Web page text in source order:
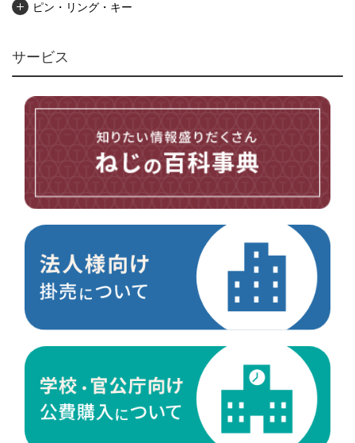
ピン・リング・キー
アンカー・プラグ
ユニファイねじ
その他ねじ
電材・設備
切削工具
ケミカル製品
荷役伝導
サービス